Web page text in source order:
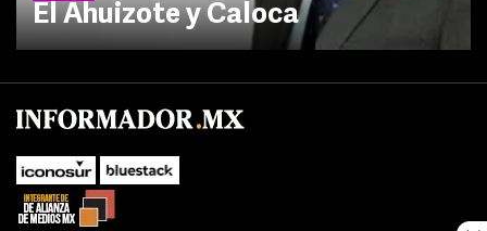
El Ahuizote y Caloca